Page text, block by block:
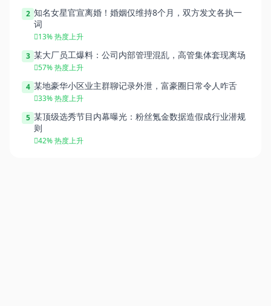
2 知名女星官宣离婚！婚姻仅维持8个月，双方发文各执一
词
13% 热度上升
3 某大厂员工爆料：公司内部管理混乱，高管集体套现离场
57% 热度上升
4 某地豪华小区业主群聊记录外泄，富豪圈日常令人咋舌
33% 热度上升
5 某顶级选秀节目内幕曝光：粉丝氪金数据造假成行业潜规
则
42% 热度上升